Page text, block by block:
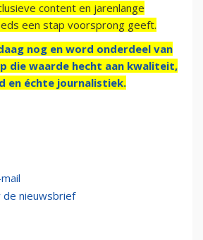
content en jarenlange
een stap voorsprong geeft.
nog en word onderdeel van
die waarde hecht aan kwaliteit,
en échte journalistiek.
de nieuwsbrief